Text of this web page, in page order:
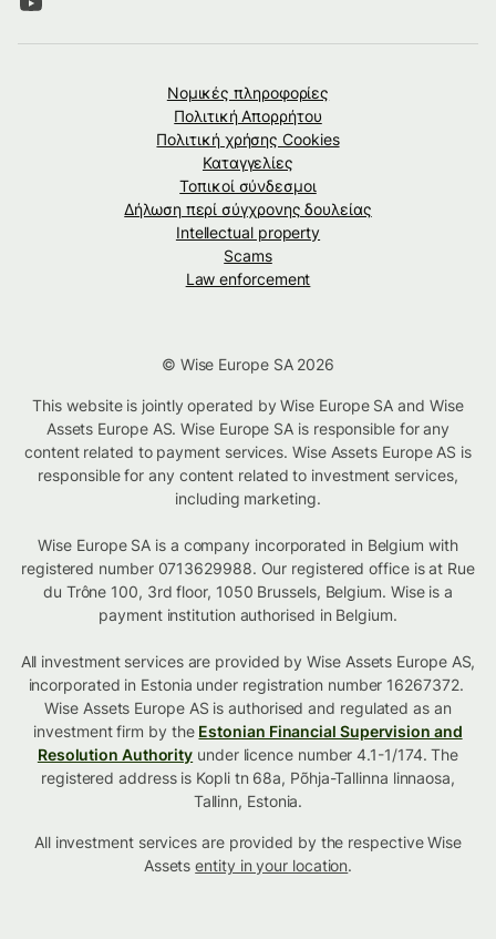
Νομικές πληροφορίες
Πολιτική Απορρήτου
Πολιτική χρήσης Cookies
Καταγγελίες
Τοπικοί σύνδεσμοι
Δήλωση περί σύγχρονης δουλείας
Intellectual property
Scams
Law enforcement
© Wise Europe SA 2026
This website is jointly operated by Wise Europe SA and Wise
Assets Europe AS. Wise Europe SA is responsible for any
content related to payment services. Wise Assets Europe AS is
responsible for any content related to investment services,
including marketing.
Wise Europe SA is a company incorporated in Belgium with
registered number 0713629988. Our registered office is at Rue
du Trône 100, 3rd floor, 1050 Brussels, Belgium. Wise is a
payment institution authorised in Belgium.
All investment services are provided by Wise Assets Europe AS,
incorporated in Estonia under registration number 16267372.
Wise Assets Europe AS is authorised and regulated as an
investment firm by the Estonian Financial Supervision and
Resolution Authority under licence number 4.1-1/174. The
registered address is Kopli tn 68a, Põhja-Tallinna linnaosa,
Tallinn, Estonia.
All investment services are provided by the respective Wise
Assetsentity in your location.